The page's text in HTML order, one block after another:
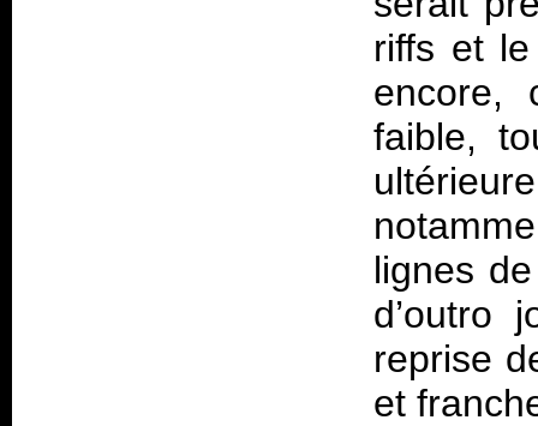
riffs et
encore,
faible,
lignes
d’outro
reprise
et